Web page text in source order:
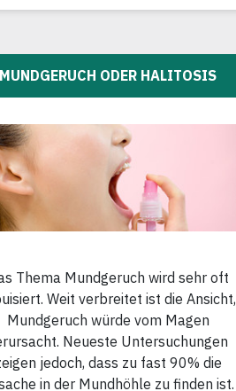
MUNDGERUCH ODER HALITOSIS
Thema Mundgeruch wird sehr oft
Weit verbreitet ist die Ansicht,
Mundgeruch würde vom Magen
Neueste Untersuchungen
jedoch, dass zu fast 90% die
in der Mundhöhle zu finden ist.